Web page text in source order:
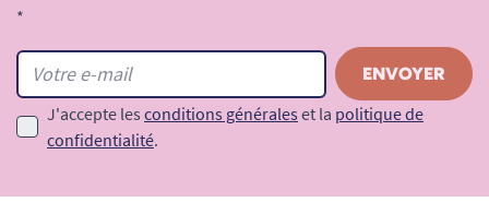
*
J'accepte les conditions générales et la politique de
confidentialité.